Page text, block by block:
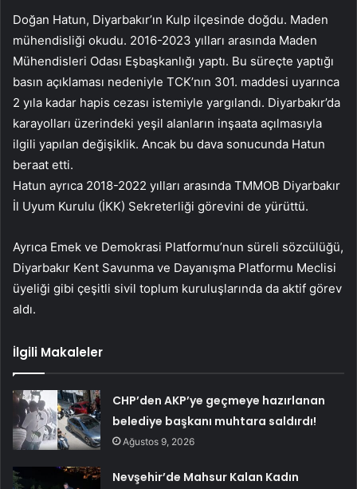
Doğan Hatun, Diyarbakır’ın Kulp ilçesinde doğdu. Maden
mühendisliği okudu. 2016-2023 yılları arasında Maden
Mühendisleri Odası Eşbaşkanlığı yaptı. Bu süreçte yaptığı
basın açıklaması nedeniyle TCK’nın 301. maddesi uyarınca
2 yıla kadar hapis cezası istemiyle yargılandı. Diyarbakır’da
karayolları üzerindeki yeşil alanların inşaata açılmasıyla
ilgili yapılan değişiklik. Ancak bu dava sonucunda Hatun
beraat etti.
Hatun ayrıca 2018-2022 yılları arasında TMMOB Diyarbakır
İl Uyum Kurulu (İKK) Sekreterliği görevini de yürüttü.
Ayrıca Emek ve Demokrasi Platformu’nun süreli sözcülüğü,
Diyarbakır Kent Savunma ve Dayanışma Platformu Meclisi
üyeliği gibi çeşitli sivil toplum kuruluşlarında da aktif görev
aldı.
İlgili Makaleler
CHP’den AKP’ye geçmeye hazırlanan
belediye başkanı muhtara saldırdı!
Ağustos 9, 2026
Nevşehir’de Mahsur Kalan Kadın